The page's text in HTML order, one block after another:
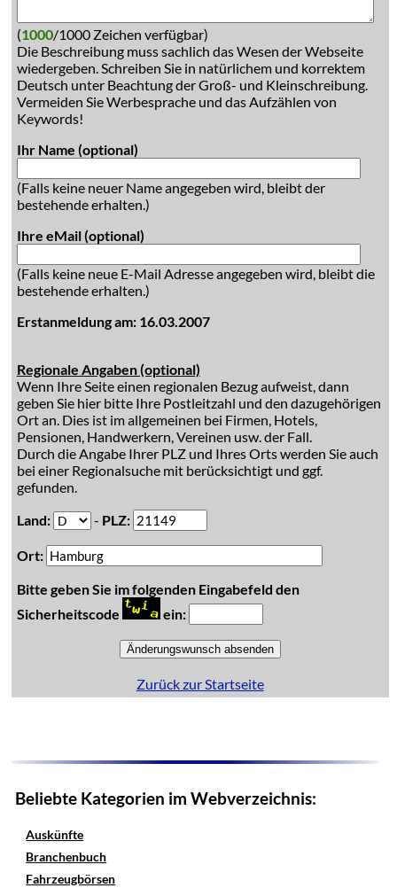
(1000/1000 Zeichen verfügbar)
Die Beschreibung muss sachlich das Wesen der Webseite
wiedergeben. Schreiben Sie in natürlichem und korrektem
Deutsch unter Beachtung der Groß- und Kleinschreibung.
Vermeiden Sie Werbesprache und das Aufzählen von
Keywords!
Ihr Name (optional)
(Falls keine neuer Name angegeben wird, bleibt der
bestehende erhalten.)
Ihre eMail (optional)
(Falls keine neue E-Mail Adresse angegeben wird, bleibt die
bestehende erhalten.)
Erstanmeldung am: 16.03.2007
Regionale Angaben (optional)
Wenn Ihre Seite einen regionalen Bezug aufweist, dann
geben Sie hier bitte Ihre Postleitzahl und den dazugehörigen
Ort an. Dies ist im allgemeinen bei Firmen, Hotels,
Pensionen, Handwerkern, Vereinen usw. der Fall.
Durch die Angabe Ihrer PLZ und Ihres Orts werden Sie auch
bei einer Regionalsuche mit berücksichtigt und ggf.
gefunden.
Land:
- PLZ:
Ort:
Bitte geben Sie im folgenden Eingabefeld den
Sicherheitscode
ein:
Zurück zur Startseite
Beliebte Kategorien im Webverzeichnis:
Auskünfte
Branchenbuch
Fahrzeugbörsen